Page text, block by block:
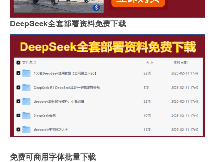
DeepSeek全套部署资料免费下载
免费可商用字体批量下载